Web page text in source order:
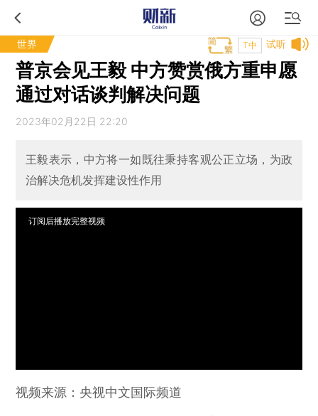
世界 试听
T中
普京会见王毅 中方赞赏俄方重申愿
通过对话谈判解决问题
2023年02月22日 22:20
王毅表示，中方将一如既往秉持客观公正立场，为政
治解决危机发挥建设性作用
订阅后播放完整视频
视频来源：央视中文国际频道